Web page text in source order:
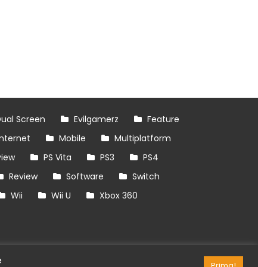
Screen Evilgamerz
Feature
Mobile
Multiplatform
PS Vita PS3
PS4
Review Software
Switch
Wii Wii U
Xbox 360